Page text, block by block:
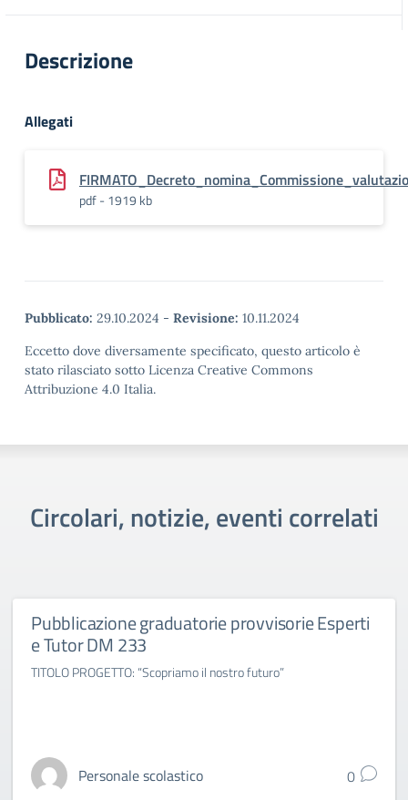
Descrizione
Allegati
pdf - 1919 kb
Pubblicato: 29.10.2024 - Revisione: 10.11.2024
Eccetto dove diversamente specificato, questo articolo è
stato rilasciato sotto Licenza Creative Commons
Attribuzione 4.0 Italia.
Circolari, notizie, eventi correlati
Pubblicazione graduatorie provvisorie Esperti
e Tutor DM 233
TITOLO PROGETTO: “Scopriamo il nostro futuro”
Personale scolastico 0